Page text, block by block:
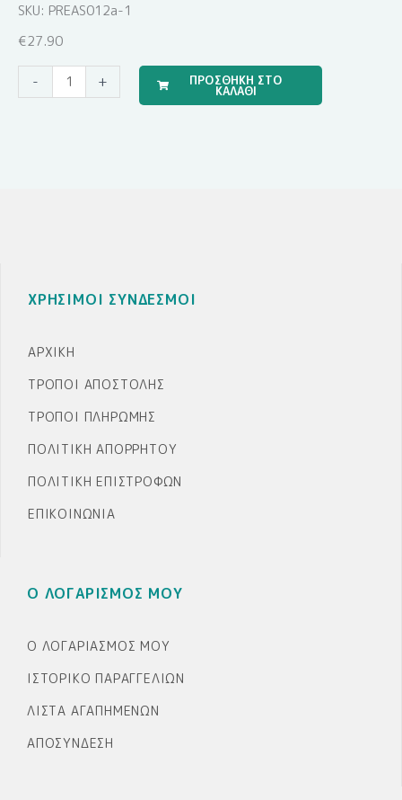
SKU: PREAS012a-1
€27.90
-
Boy
+ ΠΡΟΣΘΗΚΗ ΣΤΟ
ΚΑΛΑΘΙ
ΧΡΗΣΙΜΟΙ ΣΥΝΔΕΣΜΟΙ
ΑΡΧΙΚΉ
ΤΡΌΠΟΙ ΑΠΟΣΤΟΛΉΣ
ΤΡΌΠΟΙ ΠΛΗΡΩΜΉΣ
ΠΟΛΙΤΙΚΉ ΑΠΟΡΡΉΤΟΥ
ΠΟΛΙΤΙΚΉ ΕΠΙΣΤΡΟΦΏΝ
ΕΠΙΚΟΙΝΩΝΊΑ
Ο ΛΟΓΑΡΙΣΜΟΣ ΜΟΥ
Ο ΛΟΓΑΡΙΑΣΜΌΣ ΜΟΥ
ΙΣΤΟΡΙΚΌ ΠΑΡΑΓΓΕΛΙΏΝ
ΛΊΣΤΑ ΑΓΑΠΗΜΈΝΩΝ
ΑΠΟΣΎΝΔΕΣΗ